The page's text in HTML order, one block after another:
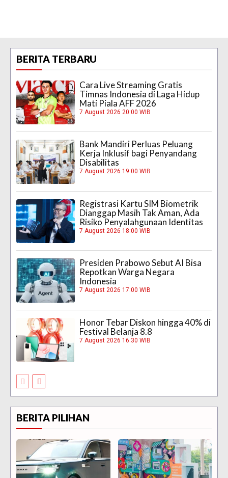
BERITA TERBARU
Cara Live Streaming Gratis
Timnas Indonesia di Laga Hidup
Mati Piala AFF 2026
7 August 2026 20:00 WIB
Bank Mandiri Perluas Peluang
Kerja Inklusif bagi Penyandang
Disabilitas
7 August 2026 19:00 WIB
Registrasi Kartu SIM Biometrik
Dianggap Masih Tak Aman, Ada
Risiko Penyalahgunaan Identitas
7 August 2026 18:00 WIB
Presiden Prabowo Sebut AI Bisa
Repotkan Warga Negara
Indonesia
7 August 2026 17:00 WIB
Honor Tebar Diskon hingga 40% di
Festival Belanja 8.8
7 August 2026 16:30 WIB
BERITA PILIHAN